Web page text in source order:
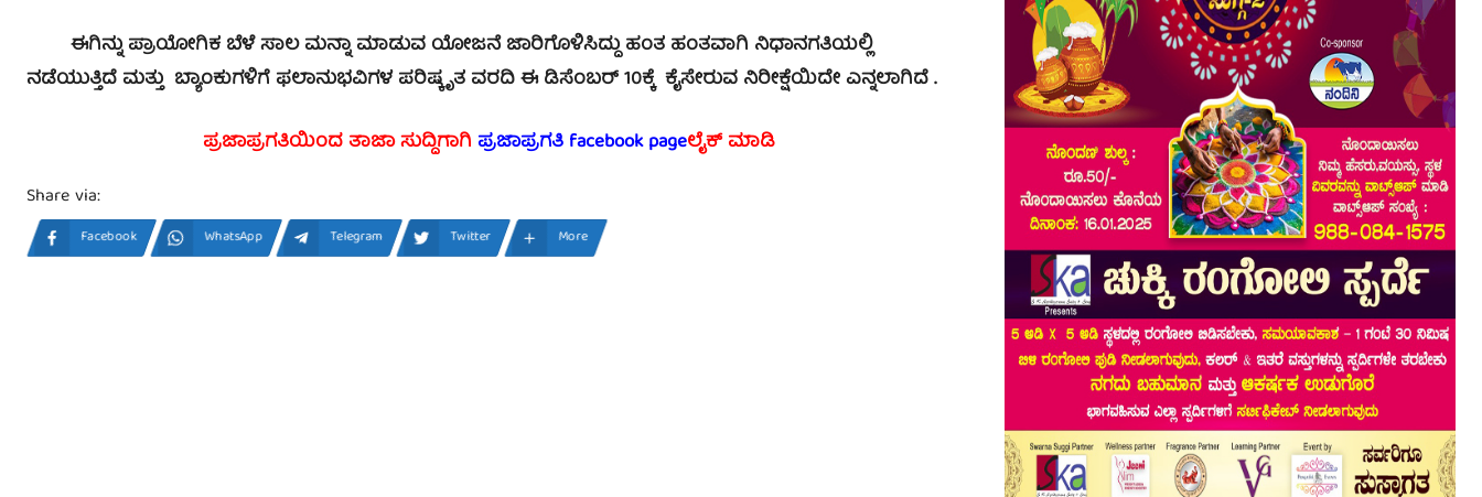
ಈಗಿನ್ನು ಪ್ರಾಯೋಗಿಕ ಬೆಳೆ ಸಾಲ ಮನ್ನಾ ಮಾಡುವ ಯೋಜನೆ ಜಾರಿಗೊಳಿಸಿದ್ದು ಹಂತ ಹಂತವಾಗಿ ನಿಧಾನಗತಿಯಲ್ಲಿ
ನಡೆಯುತ್ತಿದೆ ಮತ್ತು ಬ್ಯಾಂಕುಗಳಿಗೆ ಫಲಾನುಭವಿಗಳ ಪರಿಷ್ಕೃತ ವರದಿ ಈ ಡಿಸೆಂಬರ್ 10ಕ್ಕೆ ಕೈಸೇರುವ ನಿರೀಕ್ಷೆಯಿದೇ ಎನ್ನಲಾಗಿದೆ .
ಪ್ರಜಾಪ್ರಗತಿಯಿಂದ ತಾಜಾ ಸುದ್ದಿಗಾಗಿ ಪ್ರಜಾಪ್ರಗತಿ facebook pageಲೈಕ್ ಮಾಡಿ
Share via:
Facebook WhatsApp Telegram Twitter More